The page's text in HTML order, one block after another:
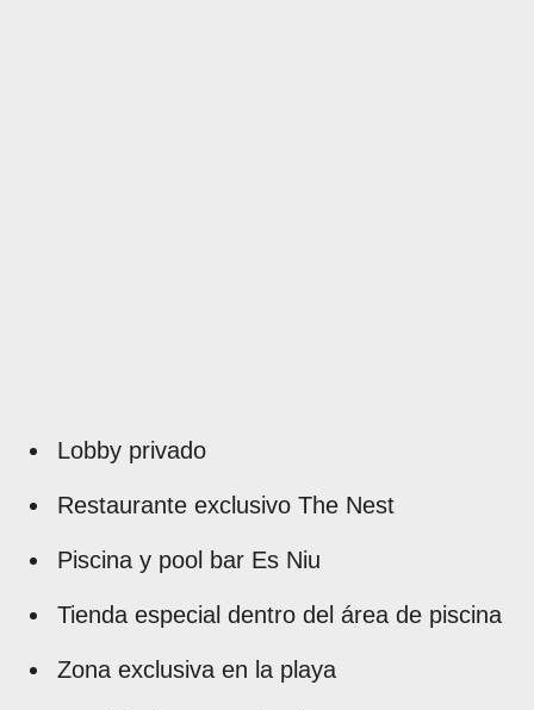
Lobby privado
Restaurante exclusivo The Nest
Piscina y pool bar Es Niu
Tienda especial dentro del área de piscina
Zona exclusiva en la playa